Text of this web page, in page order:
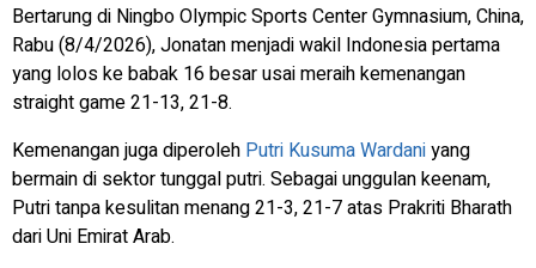
Bertarung di Ningbo Olympic Sports Center Gymnasium, China,
Rabu (8/4/2026), Jonatan menjadi wakil Indonesia pertama
yang lolos ke babak 16 besar usai meraih kemenangan
straight game21-13, 21-8.
Kemenangan juga diperoleh Putri Kusuma Wardaniyang
bermain di sektor tunggal putri. Sebagai unggulan keenam,
Putri tanpa kesulitan menang 21-3, 21-7 atas Prakriti Bharath
dari Uni Emirat Arab.